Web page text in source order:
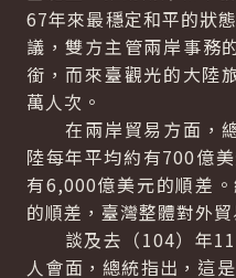
67年來最穩定和平的狀
議，雙方主管兩岸事務
銜，而來臺觀光的大陸
萬人次。
在兩岸貿易方面，總
陸每年平均約有700億
有6,000億美元的順差
的順差，臺灣整體對外
談及去（104）年11
人會面，總統指出，這